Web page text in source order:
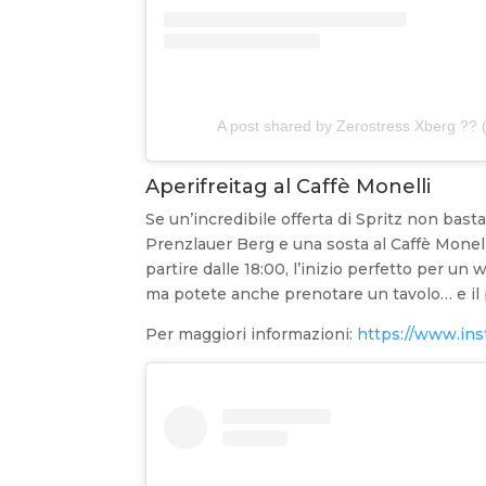
A post shared by Zerostress Xberg ??
Aperifreitag al Caffè Monelli
Se un’incredibile offerta di Spritz non
Prenzlauer Berg e una sosta al Caffè
partire dalle 18:00, l’inizio perfetto per un
ma potete anche prenotare un tavolo… e
Per maggiori informazioni: https://